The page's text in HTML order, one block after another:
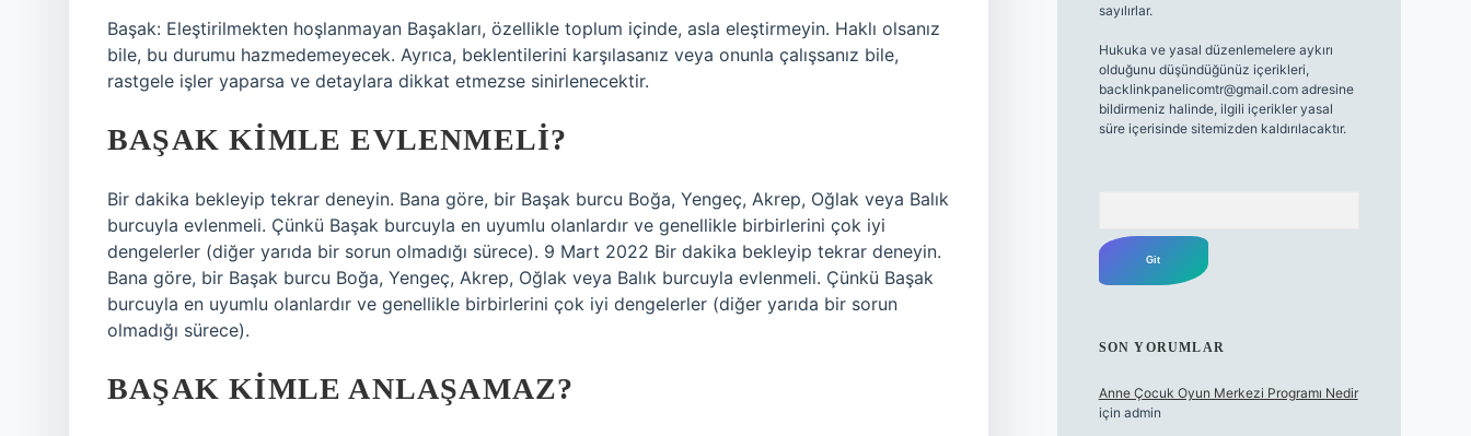
Başak: Eleştirilmekten hoşlanmayan Başakları, özellikle toplum içinde, asla eleştirmeyin. Haklı olsanız
bile, bu durumu hazmedemeyecek. Ayrıca, beklentilerini karşılasanız veya onunla çalışsanız bile,
rastgele işler yaparsa ve detaylara dikkat etmezse sinirlenecektir.
BAŞAK KIMLE EVLENMELI?
Bir dakika bekleyip tekrar deneyin. Bana göre, bir Başak burcu Boğa, Yengeç, Akrep, Oğlak veya Balık
burcuyla evlenmeli. Çünkü Başak burcuyla en uyumlu olanlardır ve genellikle birbirlerini çok iyi
dengelerler (diğer yarıda bir sorun olmadığı sürece). 9 Mart 2022 Bir dakika bekleyip tekrar deneyin.
Bana göre, bir Başak burcu Boğa, Yengeç, Akrep, Oğlak veya Balık burcuyla evlenmeli. Çünkü Başak
burcuyla en uyumlu olanlardır ve genellikle birbirlerini çok iyi dengelerler (diğer yarıda bir sorun
olmadığı sürece).
BAŞAK KIMLE ANLAŞAMAZ?
sayılırlar.
Hukuka ve yasal düzenlemelere aykırı
olduğunu düşündüğünüz içerikleri,
backlinkpanelicomtr@gmail.comadresine
bildirmeniz halinde, ilgili içerikler yasal
süre içerisinde sitemizden kaldırılacaktır.
SON YORUMLAR
Anne Çocuk Oyun Merkezi Programı Nedir
için admin